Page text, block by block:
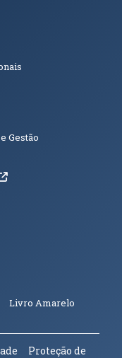
Gestão
em nova janela)
Livro Amarelo
em nova janela)
Proteção de